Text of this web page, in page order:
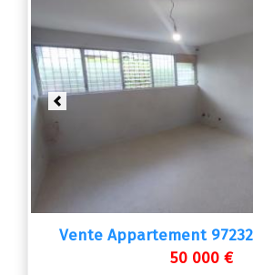
Previous
Vente Appartement
50 000 €